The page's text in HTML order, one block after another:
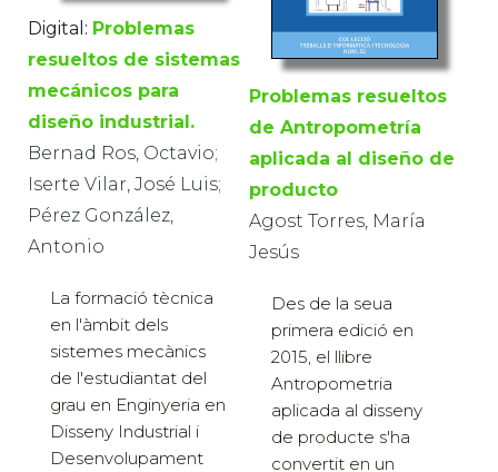
Digital: Problemas
resueltos de sistemas
mecánicos para
diseño industrial.
Bernad Ros, Octavio;
Iserte Vilar, José Luis;
Pérez González,
Antonio
La formació tècnica
en l'àmbit dels
sistemes mecànics
de l'estudiantat del
grau en Enginyeria en
Disseny Industrial i
Desenvolupament
Problemas resueltos
de Antropometría
aplicada al diseño de
producto
Agost Torres, María
Jesús
Des de la seua
primera edició en
2015, el llibre
Antropometria
aplicada al disseny
de producte s'ha
convertit en un